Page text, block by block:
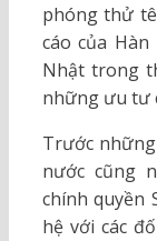
phóng thử
cáo của
Nhật trong
những ưu tư
Trước
nước cũng
chính quyền
hệ với các